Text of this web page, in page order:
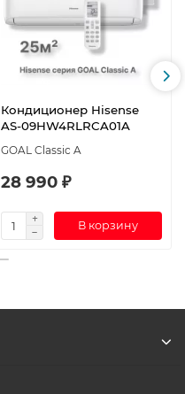
Кондиционер Hisense
AS-09HW4RLRCA01A
GOAL Classic A
28 990 ₽
В корзину